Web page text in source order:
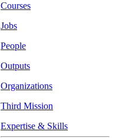
Courses
Jobs
People
Outputs
Organizations
Third Mission
Expertise & Skills